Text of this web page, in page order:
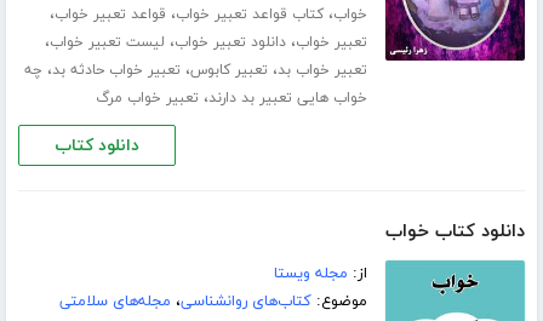
خواب،کتاب قواعد تعبیر خواب، قواعد تعبیر خواب،
تعبیر خواب،دانلود تعبیر خواب، لیست تعبیر خواب،
تعبیر خواب بد، تعبیر کابوس، تعبیر خواب حادثه بد، چه
خواب هایی تعبیر بد دارند، تعبیر خواب مرگ
دانلود کتاب
دانلود کتاب خواب
از: مجله ویستا
موضوع:کتاب‌های روانشناسی، مجله‌های سلامتی